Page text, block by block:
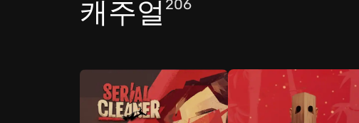
캐주얼 206